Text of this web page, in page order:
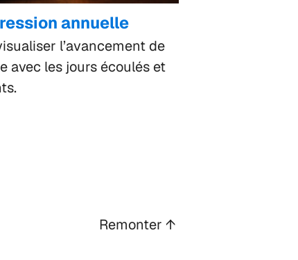
annuelle
l’avancement de
avec les jours écoulés et
Remonter ↑